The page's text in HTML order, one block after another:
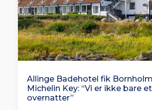
Allinge Badehotel fik
Michelin Key: “Vi er ikke bare
overnatter”